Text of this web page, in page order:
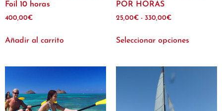
Foil 10 horas
400,00€
Añadir al carrito
POR HORAS
25,00€ - 330,00€
Seleccionar opciones